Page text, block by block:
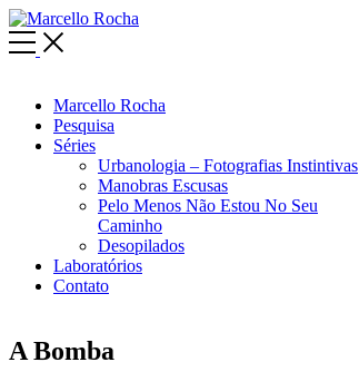
Toggle
Side
Marcello Rocha
Pesquisa
Séries
Urbanologia – Fotografias Instintivas
Manobras Escusas
Pelo Menos Não Estou No Seu
Caminho
Desopilados
Laboratórios
Contato
A Bomba